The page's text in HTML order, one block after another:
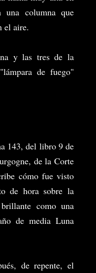
columna que
el aire.
y las tres de la
de fuego"
143, del libro 9 de
de la Corte
cómo fue visto
de hora sobre la
como una
de media Luna
de repente, el